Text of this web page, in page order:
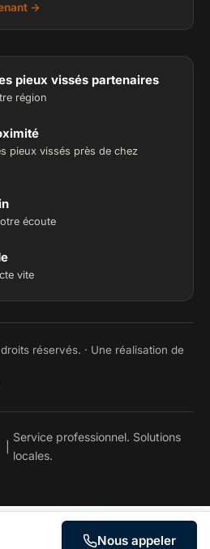
Nous appeler
→
pieux vissés partenaires
région
pieux vissés près de chez
écoute
vite
réservés. · Une réalisation de
Service professionnel. Solutions
locales.